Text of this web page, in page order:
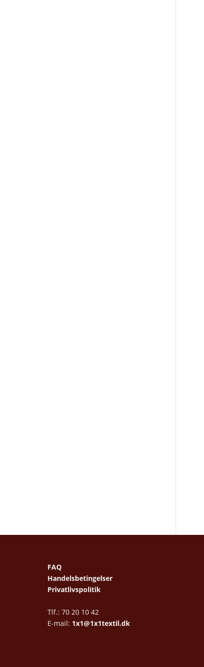
FAQ
Handelsbetingelser
Privatlivspolitik
Tlf.: 70 20 10 42
E-mail: 1x1@1x1textil.dk